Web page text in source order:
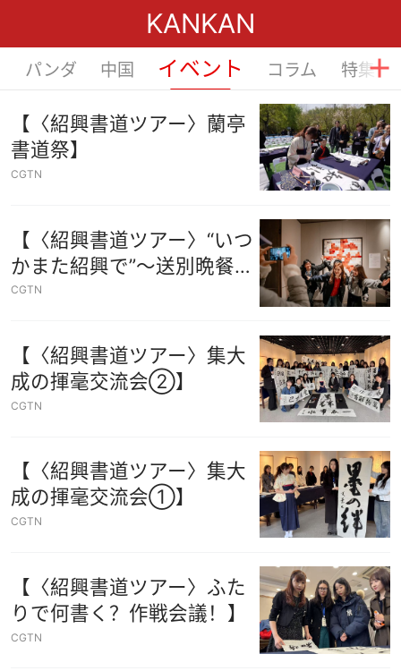
KANKAN
パンダ 中国 イベント コラム 特集
松开刷新
【〈紹興書道ツアー〉蘭亭
書道祭】
CGTN
【〈紹興書道ツアー〉“いつ
かまた紹興で”〜送別晩餐
会】
CGTN
【〈紹興書道ツアー〉集大
成の揮毫交流会②】
CGTN
【〈紹興書道ツアー〉集大
成の揮毫交流会①】
CGTN
【〈紹興書道ツアー〉ふた
りで何書く？作戦会議！】
CGTN